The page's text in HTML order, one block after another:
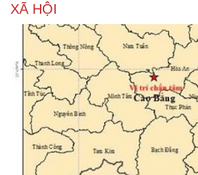
XÃ HỘI